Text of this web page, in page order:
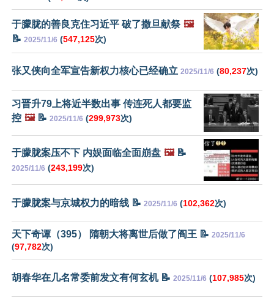
于朦胧的善良克住习近平 破了撒旦献祭 🖼️
📝 2025/11/6 (547,125次)
张又侠向全军宣告新权力核心已经确立 2025/11/6 (80,237次)
习晋升79上将近半数出事 传连死人都要监
控 🖼️📝 2025/11/6 (299,973次)
于朦胧案压不下 内娱面临全面崩盘 🖼️📝
2025/11/6 (243,199次)
于朦胧案与京城权力的暗线 📝 2025/11/6 (102,362次)
天下奇谭（395） 隋朝大将离世后做了阎王 📝 2025/11/6
(97,782次)
胡春华在几名常委前发文有何玄机 📝 2025/11/6 (107,985次)